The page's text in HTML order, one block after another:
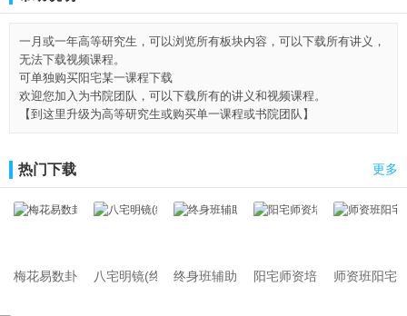
一月或一年高等研究生，可以浏览所有板块内容，可以下载所有讲义，
无法下载视频课程。
可单独购买阳宅某一课程下载
欢迎您加入为书院团队，可以下载所有的讲义和视频课程。
【到这里升级为高等研究生或购买单一课程或书院团队】
热门下载 更多
梅花易数卦例实解讲义八宅明镜(终身班辅助讲义396课)
终身班辅助讲义第291课阳宅师资培训班讲义
师资班阳宅